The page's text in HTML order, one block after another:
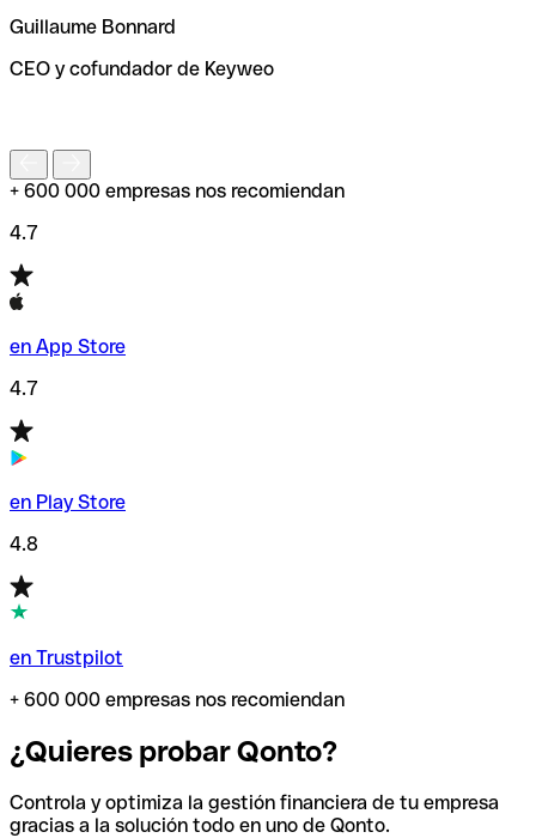
de enviar tu transferencia.
Guillaume Bonnard
CEO y cofundador de Keyweo
+ 600 000 empresas nos recomiendan
4.7
en App Store
4.7
en Play Store
4.8
en Trustpilot
+ 600 000 empresas nos recomiendan
¿Quieres probar Qonto?
Controla y optimiza la gestión financiera de tu empresa
gracias a la solución todo en uno de Qonto.